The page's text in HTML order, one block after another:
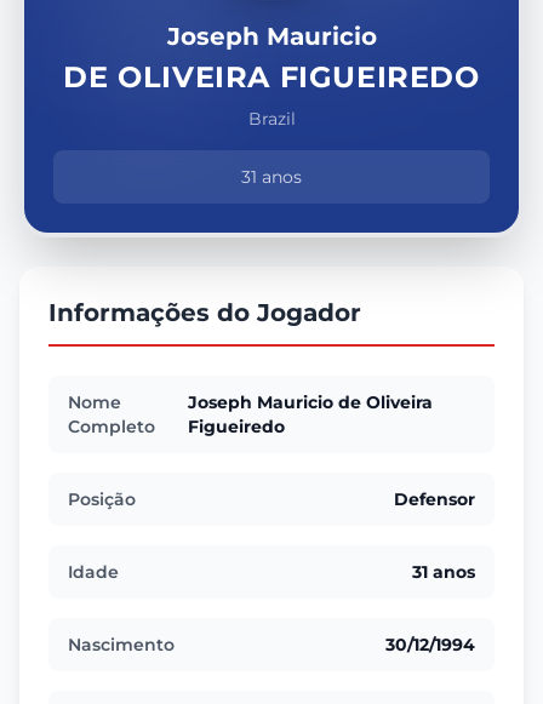
Joseph Mauricio
DE OLIVEIRA FIGUEIREDO
Brazil
31 anos
Informações do Jogador
Nome
Completo
Joseph Mauricio de Oliveira
Figueiredo
Posição Defensor
Idade 31 anos
Nascimento 30/12/1994